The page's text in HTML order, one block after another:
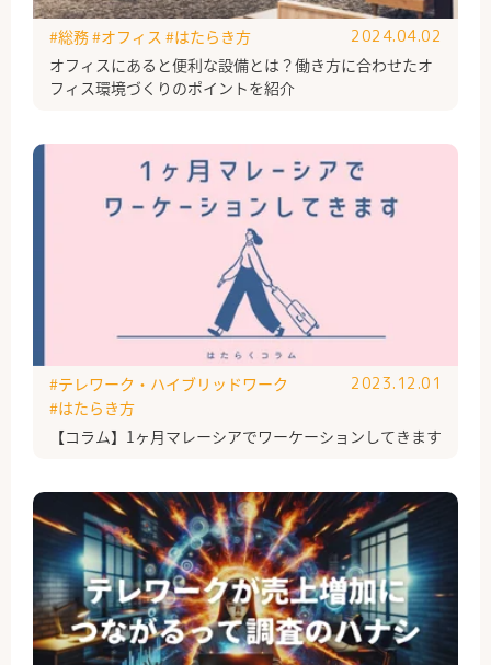
オフィスにあると便利な設備とは？働き方に合わせたオ
フィス環境づくりのポイントを紹介
#総務#オフィス #はたらき方 2024.04.02
【コラム】1ヶ月マレーシアでワーケーションしてきます
#テレワーク・ハイブリッドワーク
#はたらき方
2023.12.01